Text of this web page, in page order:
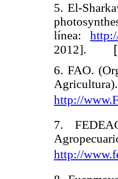
5. El-
línea:
2012]. [
6. FAO.
http://
7.
http://